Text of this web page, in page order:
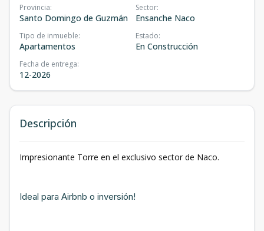
Provincia:
Santo Domingo de Guzmán
Sector:
Ensanche Naco
Tipo de inmueble:
Apartamentos
Estado:
En Construcción
Fecha de entrega:
12-2026
Descripción
Impresionante Torre en el exclusivo sector de Naco.
Ideal para Airbnb o inversión!